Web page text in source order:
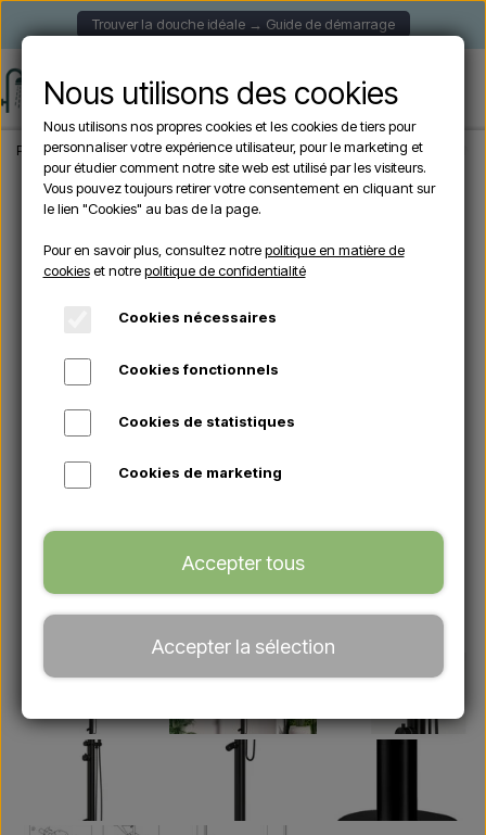
Trouver la douche idéale → Guide de démarrage
Page d'accueil Douche de Jardin Douches autoportantes Sined
Nous utilisons des cookies
Nous utilisons nos propres cookies et les cookies de tiers pour
personnaliser votre expérience utilisateur, pour le marketing et
pour étudier comment notre site web est utilisé par les visiteurs.
Vous pouvez toujours retirer votre consentement en cliquant sur
le lien "Cookies" au bas de la page.
Pour en savoir plus, consultez notrepolitique en matière de
cookieset notrepolitique de confidentialité
Cookies nécessaires
Cookies fonctionnels
Cookies de statistiques
Cookies de marketing
Accepter tous
Accepter la sélection